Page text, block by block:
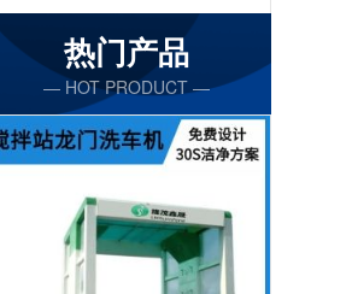
热门产品
— HOT PRODUCT —